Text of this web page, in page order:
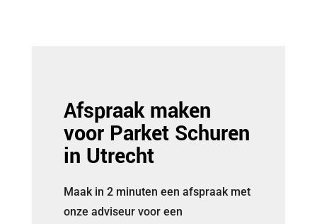
Afspraak maken
voor Parket Schuren
in Utrecht
Maak in 2 minuten een afspraak met
onze adviseur voor een